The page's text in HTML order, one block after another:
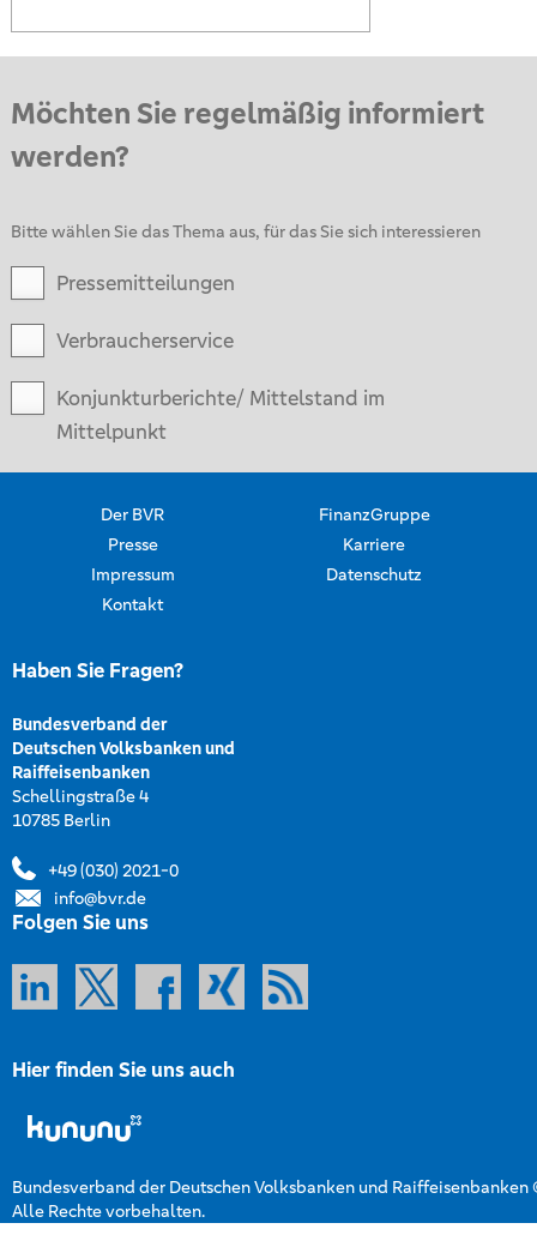
Möchten Sie regelmäßig informiert
werden?
Bitte wählen Sie das Thema aus, für das Sie sich interessieren
Pressemitteilungen
Verbraucherservice
Konjunkturberichte/ Mittelstand im
Mittelpunkt
Der BVR
FinanzGruppe
Presse
Karriere
Impressum
Datenschutz
Kontakt
Haben Sie Fragen?
Bundesverband der
Deutschen Volksbanken und
Raiffeisenbanken
Schellingstraße 4
10785 Berlin
+49 (030) 2021-0
info@bvr.de
Folgen Sie uns
Hier finden Sie uns auch
Bundesverband der Deutschen Volksbanken und Raiffeisenbanken
Alle Rechte vorbehalten.